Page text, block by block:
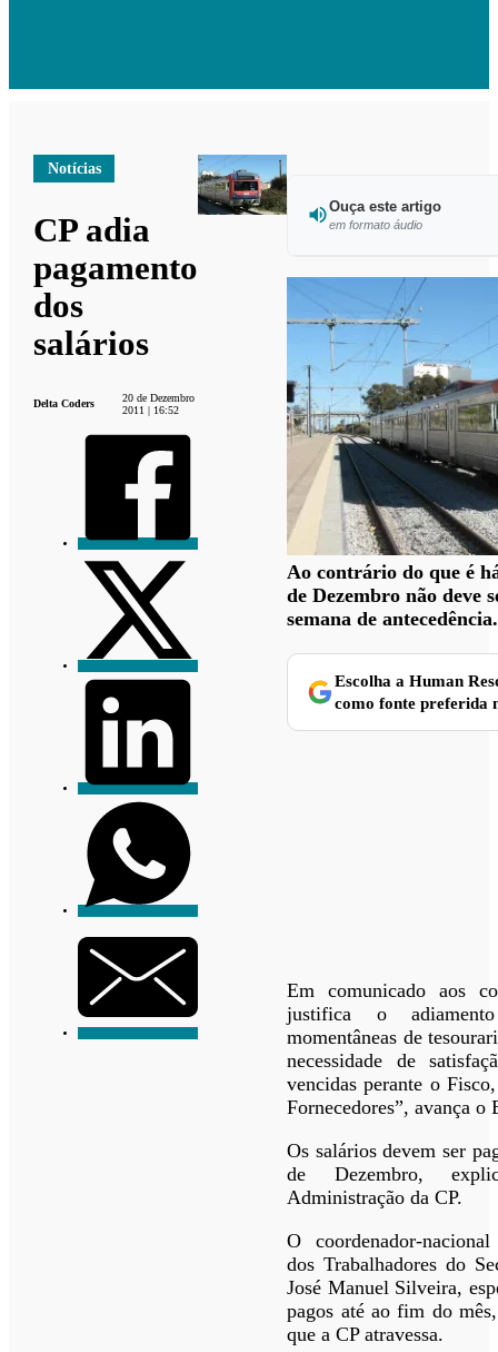
Notícias
CP adia
pagamento
dos
salários
Delta Coders
20 de Dezembro
2011 | 16:52
Ouça este artigo
em formato áudio
Ao contrário do que é
de Dezembro não deve
semana de antecedência.
Escolha a Human
como fonte preferida
Em comunicado aos
justifica o
momentâneas de
necessidade de
vencidas perante o
Fornecedores”, avança o
Os salários devem ser
de Dezembro,
Administração da CP.
O coordenador-
dos Trabalhadores do
José Manuel Silveira,
pagos até ao fim do
que a CP atravessa.